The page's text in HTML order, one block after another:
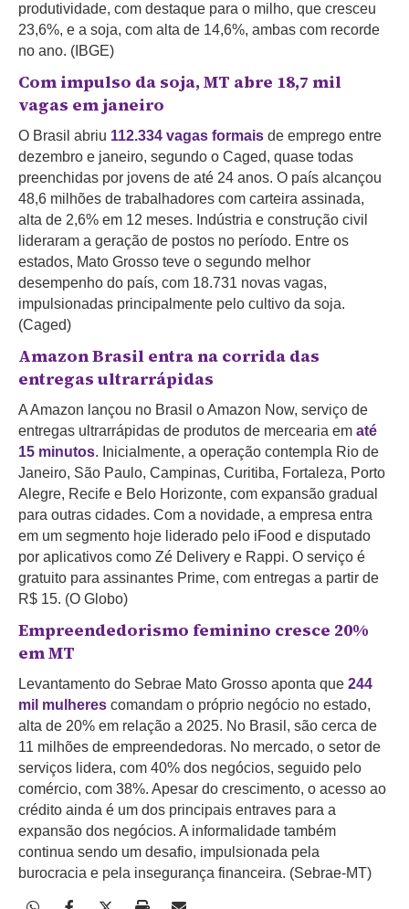
produtividade, com destaque para o milho, que cresceu
23,6%, e a soja, com alta de 14,6%, ambas com recorde
no ano. (IBGE)
Com impulso da soja, MT abre 18,7 mil
vagas em janeiro
O Brasil abriu 112.334 vagas formais de emprego entre
dezembro e janeiro, segundo o Caged, quase todas
preenchidas por jovens de até 24 anos. O país alcançou
48,6 milhões de trabalhadores com carteira assinada,
alta de 2,6% em 12 meses. Indústria e construção civil
lideraram a geração de postos no período. Entre os
estados, Mato Grosso teve o segundo melhor
desempenho do país, com 18.731 novas vagas,
impulsionadas principalmente pelo cultivo da soja.
(Caged)
Amazon Brasil entra na corrida das
entregas ultrarrápidas
A Amazon lançou no Brasil o Amazon Now, serviço de
entregas ultrarrápidas de produtos de mercearia em até
15 minutos. Inicialmente, a operação contempla Rio de
Janeiro, São Paulo, Campinas, Curitiba, Fortaleza, Porto
Alegre, Recife e Belo Horizonte, com expansão gradual
para outras cidades. Com a novidade, a empresa entra
em um segmento hoje liderado pelo iFood e disputado
por aplicativos como Zé Delivery e Rappi. O serviço é
gratuito para assinantes Prime, com entregas a partir de
R$ 15. (O Globo)
Empreendedorismo feminino cresce 20%
em MT
Levantamento do Sebrae Mato Grosso aponta que 244
mil mulheres comandam o próprio negócio no estado,
alta de 20% em relação a 2025. No Brasil, são cerca de
11 milhões de empreendedoras. No mercado, o setor de
serviços lidera, com 40% dos negócios, seguido pelo
comércio, com 38%. Apesar do crescimento, o acesso ao
crédito ainda é um dos principais entraves para a
expansão dos negócios. A informalidade também
continua sendo um desafio, impulsionada pela
burocracia e pela insegurança financeira. (Sebrae-MT)